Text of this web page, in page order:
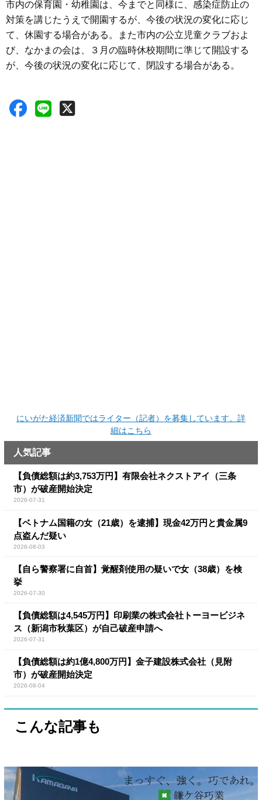
市内の保育園・幼稚園は、今までと同様に、感染症防止の
対策を講じたうえで開園するが、今後の状況の変化に応じ
て、休園する場合がある。また市内の公立児童クラブおよ
び、なかまの会は、３月の臨時休校期間に準じて開設する
が、今後の状況の変化に応じて、閉設する場合がある。
にいがた経済新聞ではライター（記者）を募集しています。詳
細はこちら
人気記事
【負債総額は約3,753万円】有限会社ネクストアイ（三条
市）が破産開始決定
2026-07-31
【ベトナム国籍の女（21歳）を逮捕】現金42万円と貴金属9
点盗んだ疑い
2026-08-03
【自ら警察署に自首】覚醒剤使用の疑いで女（38歳）を検
挙
2026-07-30
【負債総額は4,545万円】印刷業の株式会社トーヨービジネ
ス（新潟市秋葉区）が自己破産申請へ
2026-07-31
【負債総額は約1億4,800万円】金子建設株式会社（見附
市）が破産開始決定
2026-08-04
こんな記事も